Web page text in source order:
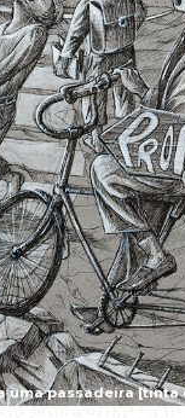
uma passadeira